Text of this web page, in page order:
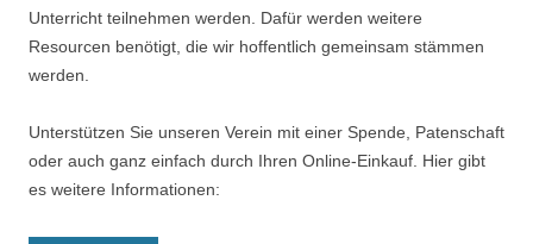
Unterricht teilnehmen werden. Dafür werden weitere
Resourcen benötigt, die wir hoffentlich gemeinsam stämmen
werden.
Unterstützen Sie unseren Verein mit einer Spende, Patenschaft
oder auch ganz einfach durch Ihren Online-Einkauf. Hier gibt
es weitere Informationen: